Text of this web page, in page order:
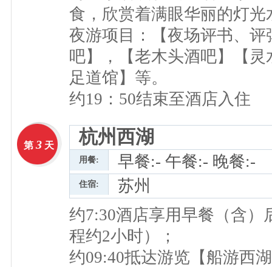
食，欣赏着满眼华丽的灯光
夜游项目：【夜场评书、
吧】，【老木头酒吧】【
足道馆】等。
约19：50结束至酒店入住
第 3 天 杭州西湖
用餐: 早餐:- 午餐:- 晚餐:-
住宿:
苏州
约7:30酒店享用早餐（含
程约2小时）；
约09:40抵达游览【船游西